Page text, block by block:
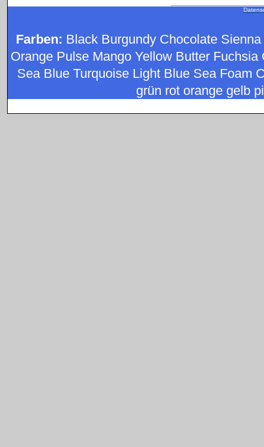
Farben: Black Burgundy Chocolate
Orange Pulse Mango Yellow Butter
Sea Blue Turquoise Light Blue Sea Foam
grün rot orange gelb